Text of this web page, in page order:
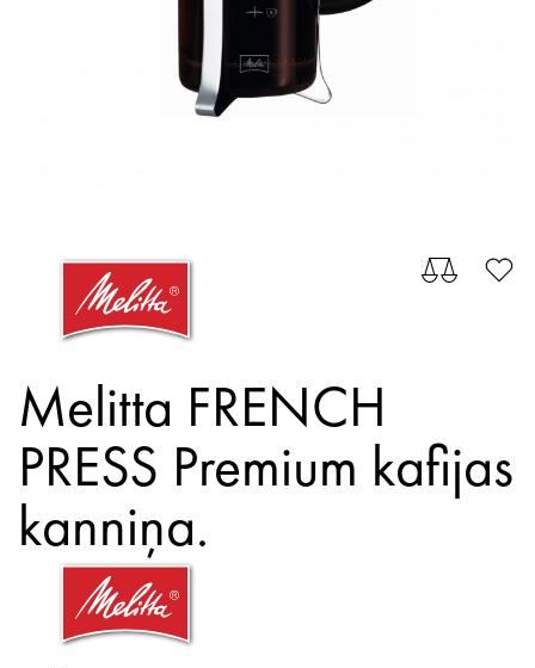
Melitta FRENCH
PRESS Premium kafijas
kanniņa.